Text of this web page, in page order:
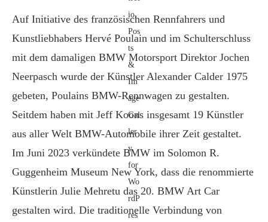
Auf Initiative des französischen Rennfahrers und
Kunstliebhabers Hervé Poulain und im Schulterschluss
mit dem damaligen BMW Motorsport Direktor Jochen
Neerpasch wurde der Künstler Alexander Calder 1975
gebeten, Poulains BMW-Rennwagen zu gestalten.
Seitdem haben mit Jeff Koons insgesamt 19 Künstler
aus aller Welt BMW-Automobile ihrer Zeit gestaltet.
Im Juni 2023 verkündete BMW im Solomon R.
Guggenheim Museum New York, dass die renommierte
Künstlerin Julie Mehretu das 20. BMW Art Car
gestalten wird. Die traditionelle Verbindung von